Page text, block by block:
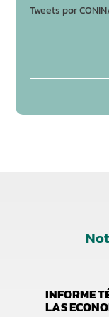
Tweets por
INFORME
LAS